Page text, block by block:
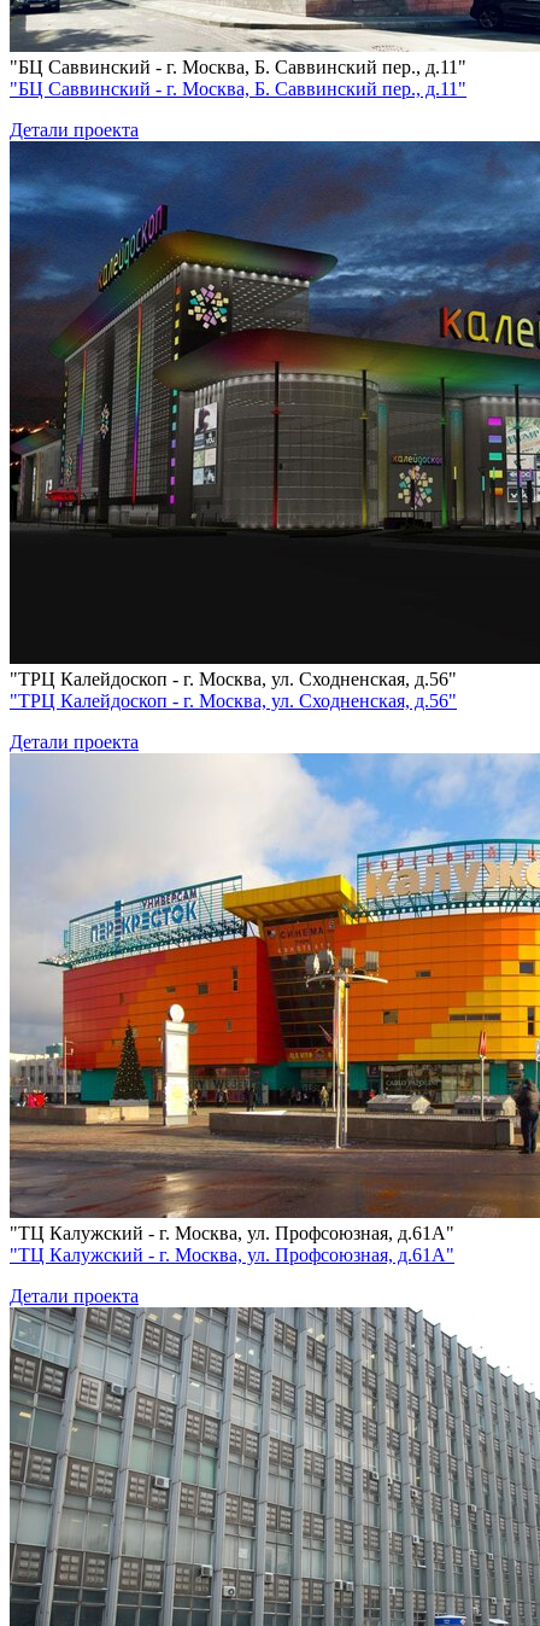
"БЦ Саввинский - г. Москва, Б. Саввинский пер., д.11"
"БЦ Саввинский - г. Москва, Б. Саввинский пер., д.11"
Детали проекта
"ТРЦ Калейдоскоп - г. Москва, ул. Сходненская, д.56"
"ТРЦ Калейдоскоп - г. Москва, ул. Сходненская, д.56"
Детали проекта
"ТЦ Калужский - г. Москва, ул. Профсоюзная, д.61А"
"ТЦ Калужский - г. Москва, ул. Профсоюзная, д.61А"
Детали проекта